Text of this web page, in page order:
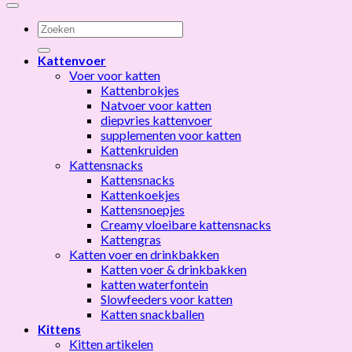
Zoeken
naar:
Kattenvoer
Voer voor katten
Kattenbrokjes
Natvoer voor katten
diepvries kattenvoer
supplementen voor katten
Kattenkruiden
Kattensnacks
Kattensnacks
Kattenkoekjes
Kattensnoepjes
Creamy vloeibare kattensnacks
Kattengras
Katten voer en drinkbakken
Katten voer & drinkbakken
katten waterfontein
Slowfeeders voor katten
Katten snackballen
Kittens
Kitten artikelen